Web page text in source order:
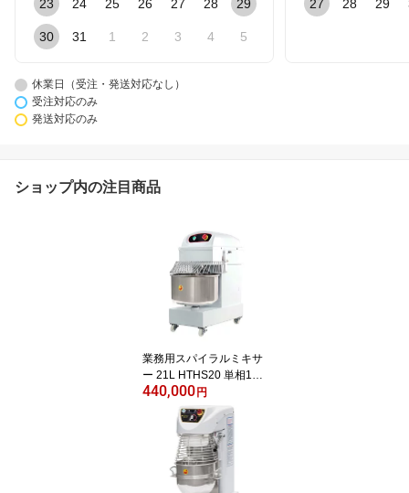
23 24 25 26 27 28 29
30 31 1 2 3 4 5
27 28 29
休業日（受注・発送対応なし）
受注対応のみ
発送対応のみ
ショップ内の注目商品
業務用スパイラルミキサ
ー 21L HTHS20 単相100
V 三省堂実業 食品ミキ
440,000円